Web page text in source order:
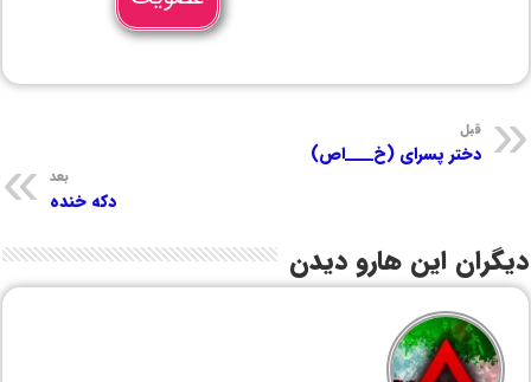
قبل
دختر پسرای (خ____اص)
بعد
دکه خنده
دیگران این هارو دیدن